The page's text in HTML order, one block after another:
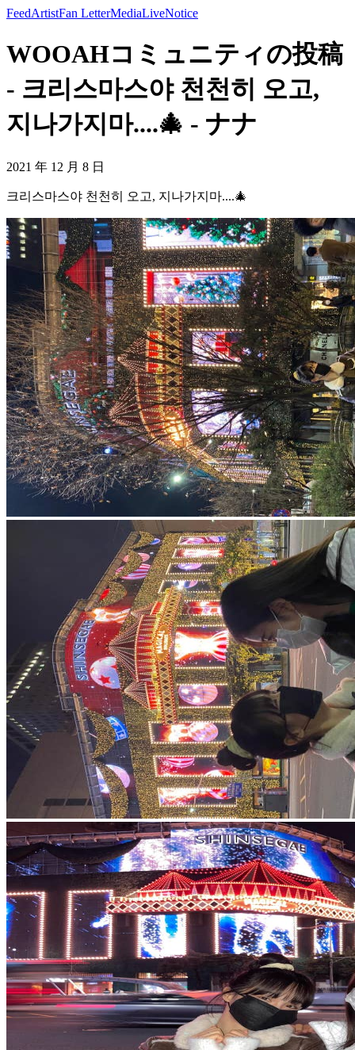
FeedArtistFan LetterMediaLiveNotice
WOOAHコミュニティの投稿
- 크리스마스야 천천히 오고,
지나가지마....🎄 - ナナ
2021 年 12 月 8 日
크리스마스야 천천히 오고, 지나가지마....🎄